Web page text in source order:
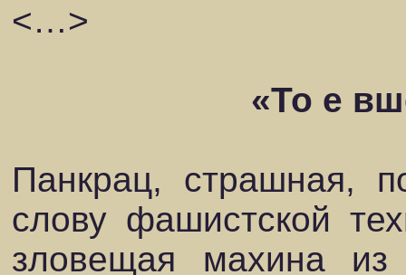
<…>
«То е
Панкрац, страшная,
слову фашистской
зловещая махина